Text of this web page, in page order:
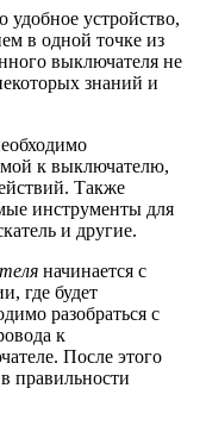
удобное устройство,
в одной точке из
выключателя не
знаний и
к выключателю,
Также
инструменты для
и другие.
начинается с
где будет
разобраться с
к
После этого
правильности